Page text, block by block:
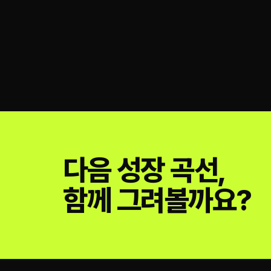
다음 성장 곡선,
함께 그려볼까요?